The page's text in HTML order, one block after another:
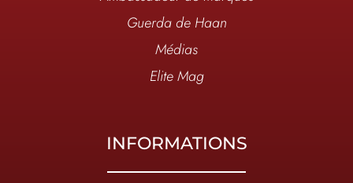
Guerda de Haan
Médias
Elite Mag
INFORMATIONS